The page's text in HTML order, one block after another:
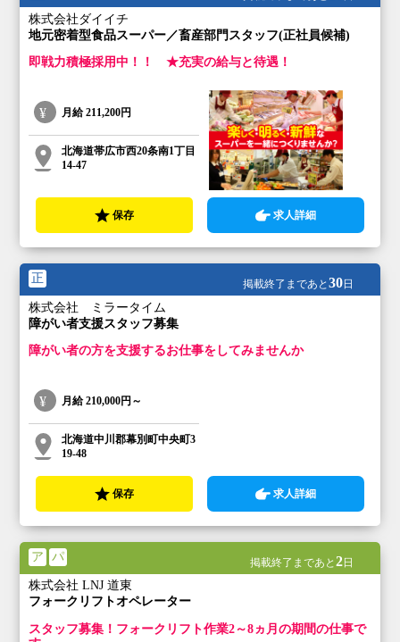
株式会社ダイイチ
地元密着型食品スーパー／畜産部門スタッフ(正社員候補)
即戦力積極採用中！！ ★充実の給与と待遇！
月給211,200円
北海道帯広市西20条南1丁目
14-47
保存 求人詳細
正 掲載終了まであと 30日
株式会社 ミラータイム
障がい者支援スタッフ募集
障がい者の方を支援するお仕事をしてみませんか
月給210,000円～
北海道中川郡幕別町中央町3
19-48
保存 求人詳細
ア パ 掲載終了まであと 2日
株式会社 LNJ 道東
フォークリフトオペレーター
スタッフ募集！フォークリフト作業2～8ヵ月の期間の仕事で